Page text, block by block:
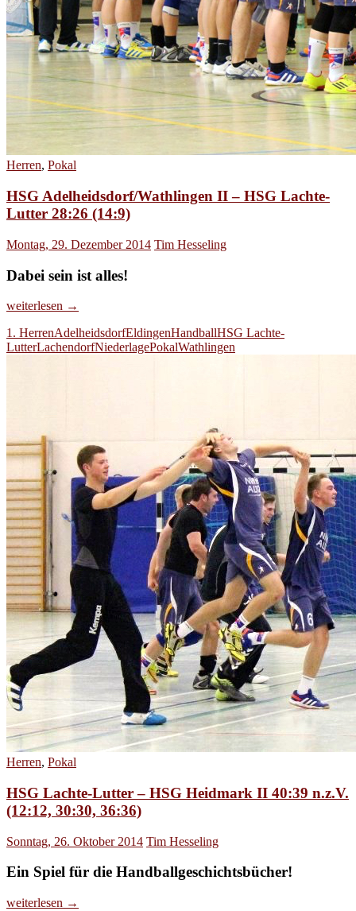
Herren, Pokal
HSG Adelheidsdorf/Wathlingen II – HSG Lachte-
Lutter 28:26 (14:9)
Montag, 29. Dezember 2014 Tim Hesseling
Dabei sein ist alles!
HSG
II
–
weiterlesen →
1. HerrenAdelheidsdorfEldingenHandballHSG Lachte-
LutterLachendorfNiederlagePokalWathlingen
Herren, Pokal
HSG Lachte-Lutter – HSG Heidmark II 40:39 n.z.V.
(12:12, 30:30, 36:36)
Sonntag, 26. Oktober 2014 Tim Hesseling
Ein Spiel für die Handballgeschichtsbücher!
HSG
weiterlesen →